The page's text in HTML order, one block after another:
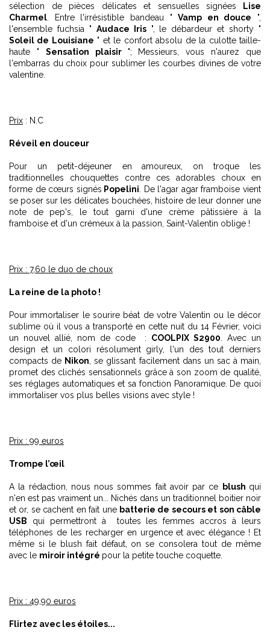
sélection de pièces délicates et sensuelles signées Lise
Charmel . Entre l'irrésistible bandeau "Vamp en douce ",
l'ensemble fuchsia " Audace Iris", le débardeur et shorty "
Soleil de Louisiane " et le confort absolu de la culotte taille-
haute " Sensation plaisir "; Messieurs, vous n'aurez que
l'embarras du choix pour sublimer les courbes divines de votre
valentine.
Prix : N.C
Réveil en douceur
Pour un petit-déjeuner en amoureux, on troque les
traditionnelles chouquettes contre ces adorables choux en
forme de cœurs signés Popelini . De l'agar agar framboise vient
se poser sur les délicates bouchées, histoire de leur donner une
note de pep's, le tout garni d'une crème pâtissière à la
framboise et d'un crémeux à la passion, Saint-Valentin oblige !
Prix : 7,60 le duo de choux
La reine de la photo !
Pour immortaliser le sourire béat de votre Valentin ou le décor
sublime où il vous a transporté en cette nuit du 14 Février, voici
un nouvel allié, nom de code : COOLPIX S2900 . Avec un
design et un colori résolument girly, l'un des tout derniers
compacts de Nikon , se glissant facilement dans un sac à main,
promet des clichés sensationnels grâce à son zoom de qualité,
ses réglages automatiques et sa fonction Panoramique. De quoi
immortaliser vos plus belles visions avec style !
Prix : 99 euros
Trompe l’œil
A la rédaction, nous nous sommes fait avoir par ce blush qui
n'en est pas vraiment un... Nichés dans un traditionnel boitier noir
et or, se cachent en fait une batterie de secours et son câble
USB qui permettront à toutes les femmes accros à leurs
téléphones de les recharger en urgence et avec élégance ! Et
même si le blush fait défaut, on se consolera tout de même
avec le miroir intégré pour la petite touche coquette.
Prix : 49,90 euros
Flirtez avec les étoiles...